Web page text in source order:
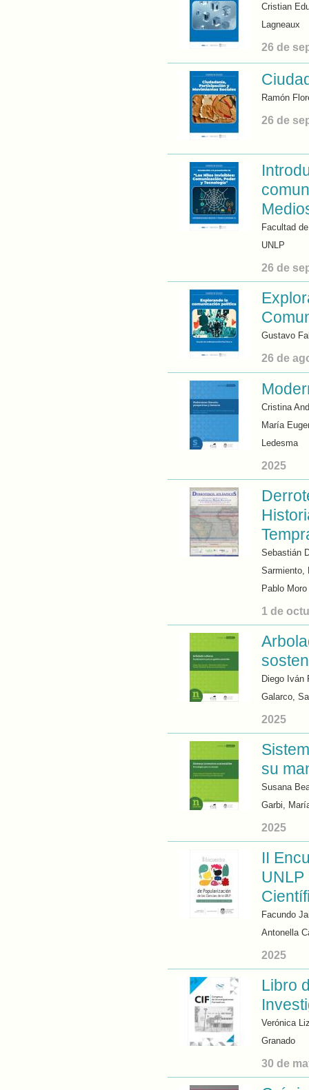
Cristian
Lagneaux
26 de
Ramón
26 de
Facultad
UNLP
26 de
Gustavo
26 de
Cristina
María
Ledesma
2025
Sebastián
Sarmiento,
Pablo Moro
1 de
Diego Iván
Galarco,
2025
su
Susana
Garbi,
2025
II
UNLP
Facundo
Antonella
2025
Libro
Verónica
Granado
30 de